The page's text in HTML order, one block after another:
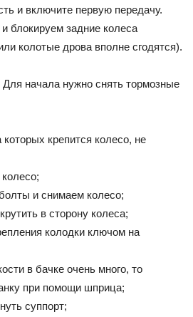
и включите первую передачу.
блокируем задние колеса
колотые дрова вполне сгодятся).
начала нужно снять тормозные
крепится колесо, не
и снимаем колесо;
в сторону колеса;
колодки ключом на
в бачке очень много, то
при помощи шприца;
суппорт;